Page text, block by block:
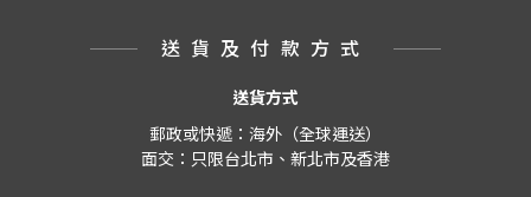
送貨及付款方式
送貨方式
郵政或快遞：海外（全球運送）
面交：只限台北市、新北市及香港